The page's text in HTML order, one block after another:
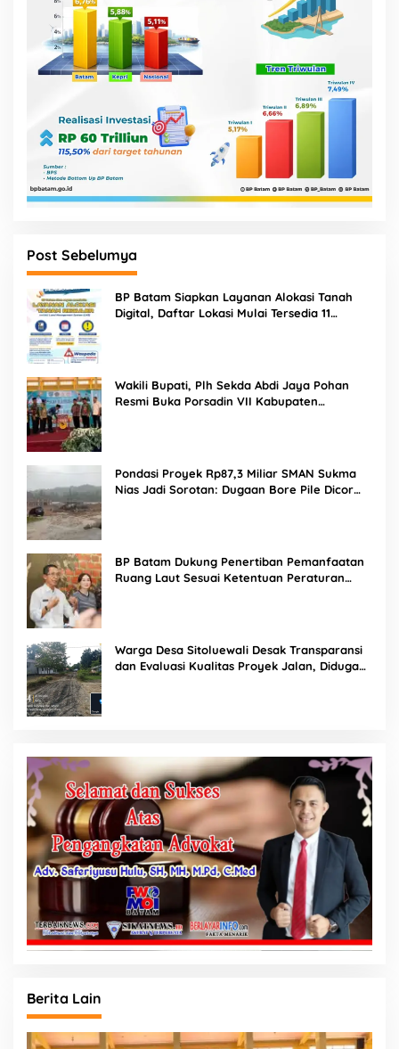
Post Sebelumya
BP Batam Siapkan Layanan Alokasi Tanah
Digital, Daftar Lokasi Mulai Tersedia 11
Wakili Bupati, Plh Sekda Abdi Jaya Pohan
Resmi Buka Porsadin VII Kabupaten
Pondasi Proyek Rp87,3 Miliar SMAN Sukma
Nias Jadi Sorotan: Dugaan Bore Pile Dicor
BP Batam Dukung Penertiban Pemanfaatan
Ruang Laut Sesuai Ketentuan Peraturan
Warga Desa Sitoluewali Desak Transparansi
dan Evaluasi Kualitas Proyek Jalan, Diduga
Berita Lain